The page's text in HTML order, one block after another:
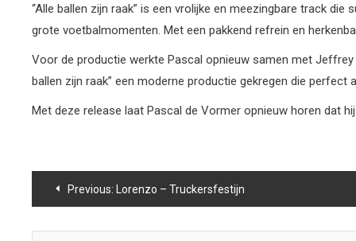
“Alle ballen zijn raak” is een vrolijke en meezingbare track
grote voetbalmomenten. Met een pakkend refrein en
Voor de productie werkte Pascal opnieuw samen met
ballen zijn raak” een moderne productie gekregen die
Met deze release laat Pascal de Vormer opnieuw horen dat
Bericht
navigatie
Previous: Lorenzo – Truckersfestijn